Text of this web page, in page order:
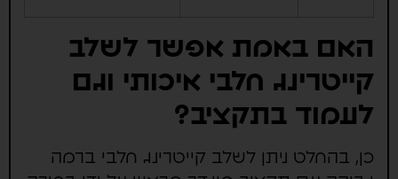
האם באמת אפשר לשלב
קייטרינג חלבי איכותי וגם
לעמוד בתקציב?
כן, בהחלט ניתן לשלב קייטרינג חלבי ברמה